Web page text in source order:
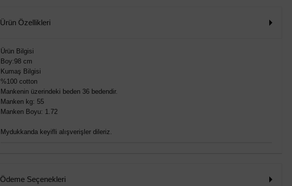
Ürün Özellikleri
Ürün Bilgisi
Boy:98 cm
Kumaş Bilgisi
%100 cotton
Mankenin üzerindeki beden 36 bedendir.
Manken kg: 55
Manken Boyu: 1.72
Mydukkanda keyifli alışverişler dileriz.
Ödeme Seçenekleri